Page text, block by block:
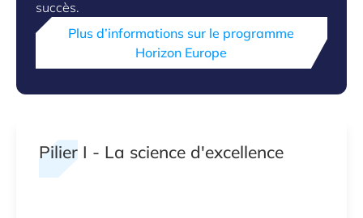
succès.
Plus d’informations sur le programme
Horizon Europe
Pilier I - La science d'excellence